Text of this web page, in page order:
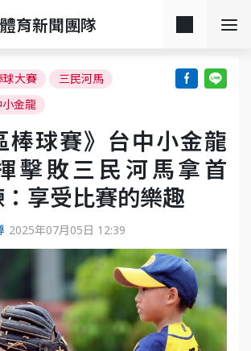
體育新聞團隊
大賽
三民河馬
小金龍
棒球賽》台中小金龍
擊敗三民河馬拿首
享受比賽的樂趣
2025年07月05日 12:39